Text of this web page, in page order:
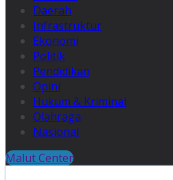
Daerah
Infrastruktur
Ekonomi
Politik
Pendidikan
Opini
Hukum & Kriminal
Olahraga
Nasional
Malut Center